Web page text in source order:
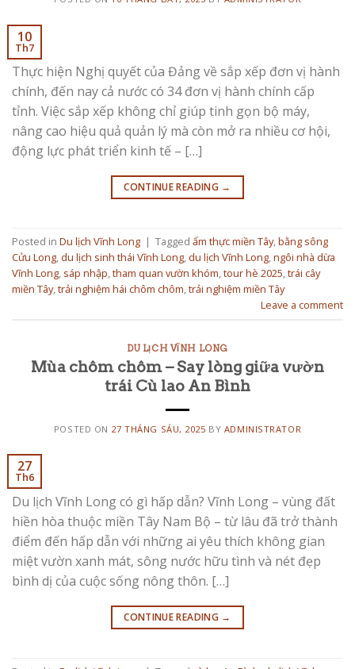
10
Th7
Thực hiện Nghị quyết của Đảng về sắp xếp đơn vị hành
chính, đến nay cả nước có 34 đơn vị hành chính cấp
tỉnh. Việc sắp xếp không chỉ giúp tinh gọn bộ máy,
nâng cao hiệu quả quản lý mà còn mở ra nhiều cơ hội,
động lực phát triển kinh tế – […]
CONTINUE READING →
Posted in Du lịch Vĩnh Long | Tagged ẩm thực miền Tây,bằng sông
Cửu Long, du lịch sinh thái Vĩnh Long, du lịch Vĩnh Long,ngôi nhà dừa
Vĩnh Long, sáp nhập,tham quan vườn khóm,tour hè 2025,trái cây
miền Tây,trải nghiệm hái chôm chôm,trải nghiệm miền Tây
Leave a comment
DU LỊCH VĨNH LONG
Mùa chôm chôm – Say lòng giữa vườn
trái Cù lao An Bình
POSTED ON 27 THÁNG SÁU, 2025 BY ADMINISTRATOR
27
Th6
Du lịch Vĩnh Long có gì hấp dẫn? Vĩnh Long – vùng đất
hiền hòa thuộc miền Tây Nam Bộ – từ lâu đã trở thành
điểm đến hấp dẫn với những ai yêu thích không gian
miệt vườn xanh mát, sông nước hữu tình và nét đẹp
bình dị của cuộc sống nông thôn. […]
CONTINUE READING →